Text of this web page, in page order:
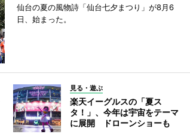
仙台の夏の風物詩「仙台七夕まつり」が8月6
日、始まった。
見る・遊ぶ
楽天イーグルスの「夏ス
タ！」、今年は宇宙をテーマ
に展開 ドローンショーも